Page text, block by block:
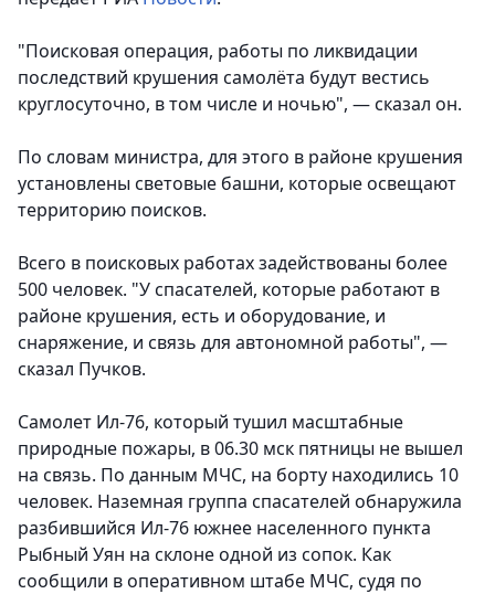
"Поисковая операция, работы по ликвидации
последствий крушения самолёта будут вестись
круглосуточно, в том числе и ночью", — сказал он.
По словам министра, для этого в районе крушения
установлены световые башни, которые освещают
территорию поисков.
Всего в поисковых работах задействованы более
500 человек. "У спасателей, которые работают в
районе крушения, есть и оборудование, и
снаряжение, и связь для автономной работы", —
сказал Пучков.
Самолет Ил-76, который тушил масштабные
природные пожары, в 06.30 мск пятницы не вышел
на связь. По данным МЧС, на борту находились 10
человек. Наземная группа спасателей обнаружила
разбившийся Ил-76 южнее населенного пункта
Рыбный Уян на склоне одной из сопок. Как
сообщили в оперативном штабе МЧС, судя по